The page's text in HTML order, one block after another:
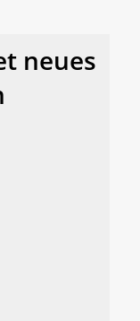
neues